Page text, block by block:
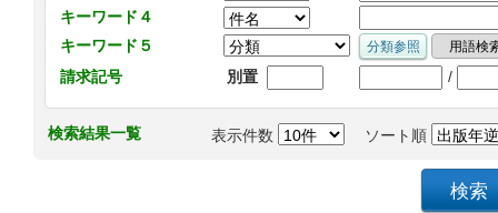
キーワード４
キーワード５
請求記号
別置 /
検索結果一覧 表示件数 ソート順